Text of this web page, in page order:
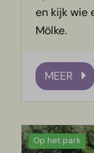
en kijk wie
Mölke.
MEER
Op het park